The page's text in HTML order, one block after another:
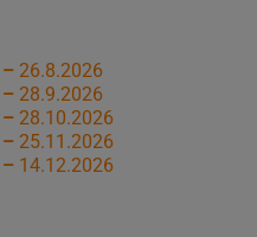
26.8.2026
28.9.2026
28.10.2026
25.11.2026
14.12.2026